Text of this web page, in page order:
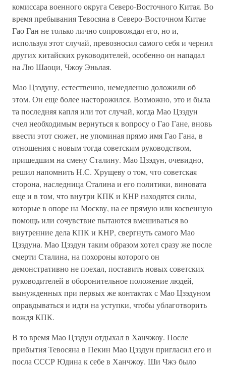
комиссара военного округа Северо-Восточного Китая. Во
время пребывания Тевосяна в Северо-Восточном Китае
Гао Ган не только лично сопровождал его, но и,
используя этот случай, превозносил самого себя и чернил
других китайских руководителей, особенно он нападал
на Лю Шаоци, Чжоу Эньлая.
Мао Цзэдуну, естественно, немедленно доложили об
этом. Он еще более насторожился. Возможно, это и была
та последняя капля или тот случай, когда Мао Цзэдун
счел необходимым вернуться к вопросу о Гао Гане, вновь
ввести этот сюжет, не упоминая прямо имя Гао Гана, в
отношения с новым тогда советским руководством,
пришедшим на смену Сталину. Мао Цзэдун, очевидно,
решил напомнить Н.С. Хрущеву о том, что советская
сторона, наследница Сталина и его политики, виновата
еще и в том, что внутри КПК и КНР находятся силы,
которые в опоре на Москву, на ее прямую или косвенную
помощь или сочувствие пытаются вмешиваться во
внутренние дела КПК и КНР, свергнуть самого Мао
Цзэдуна. Мао Цзэдун таким образом хотел сразу же после
смерти Сталина, на похороны которого он
демонстративно не поехал, поставить новых советских
руководителей в оборонительное положение людей,
вынужденных при первых же контактах с Мао Цзэдуном
оправдываться и идти на уступки, чтобы ублаготворить
вождя КПК.
В то время Мао Цзэдун отдыхал в Ханчжоу. После
прибытия Тевосяна в Пекин Мао Цзэдун пригласил его и
посла СССР Юдина к себе в Ханчжоу. Ши Чжэ было